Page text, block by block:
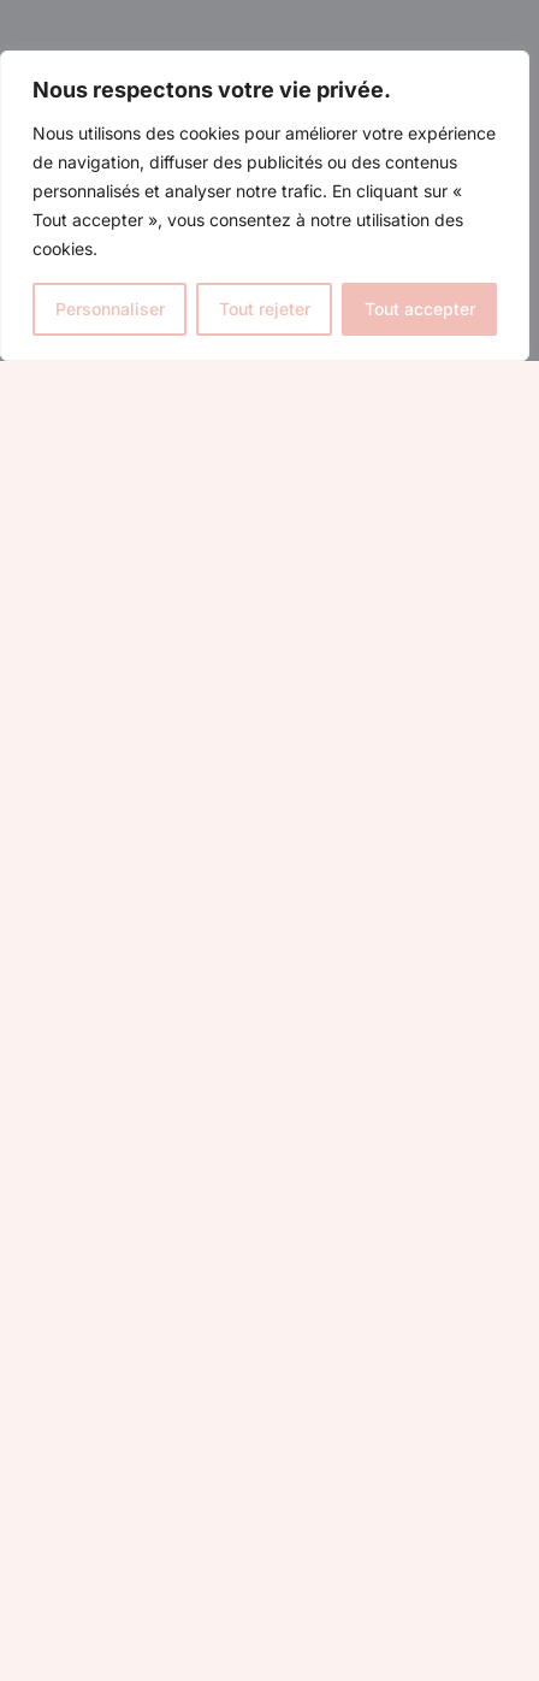
Nous respectons votre vie privée.
Nous utilisons des cookies pour améliorer votre expérience
de navigation, diffuser des publicités ou des contenus
personnalisés et analyser notre trafic. En cliquant sur «
Tout accepter », vous consentez à notre utilisation des
cookies.
Personnaliser Tout rejeter Tout accepter